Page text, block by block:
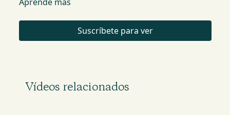
Suscríbete para ver
Vídeos relacionados